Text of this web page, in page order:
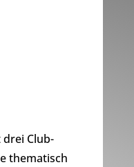
Club-
thematisch